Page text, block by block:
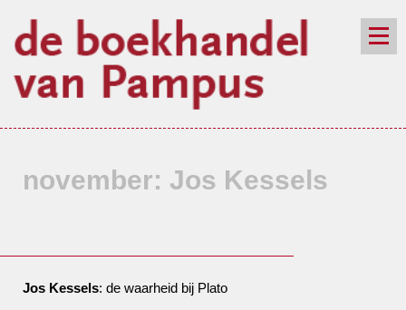
nieuwsbrief
november: Jos Kessels
Jos Kessels: de waarheid bij Plato